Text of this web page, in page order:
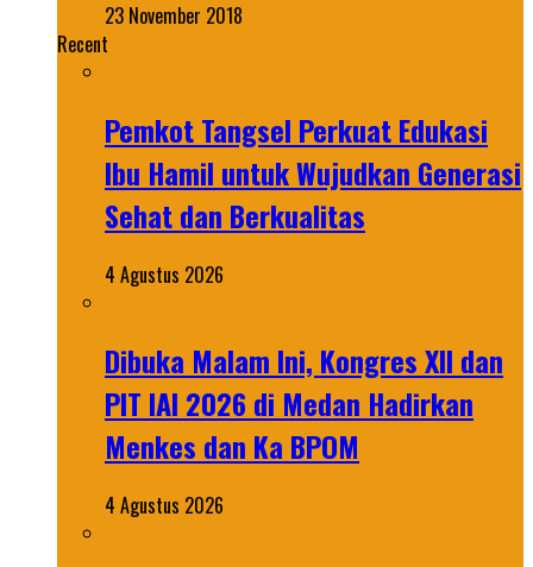
23 November 2018
Recent
Pemkot Tangsel Perkuat Edukasi
Ibu Hamil untuk Wujudkan Generasi
Sehat dan Berkualitas
4 Agustus 2026
Dibuka Malam Ini, Kongres XII dan
PIT IAI 2026 di Medan Hadirkan
Menkes dan Ka BPOM
4 Agustus 2026